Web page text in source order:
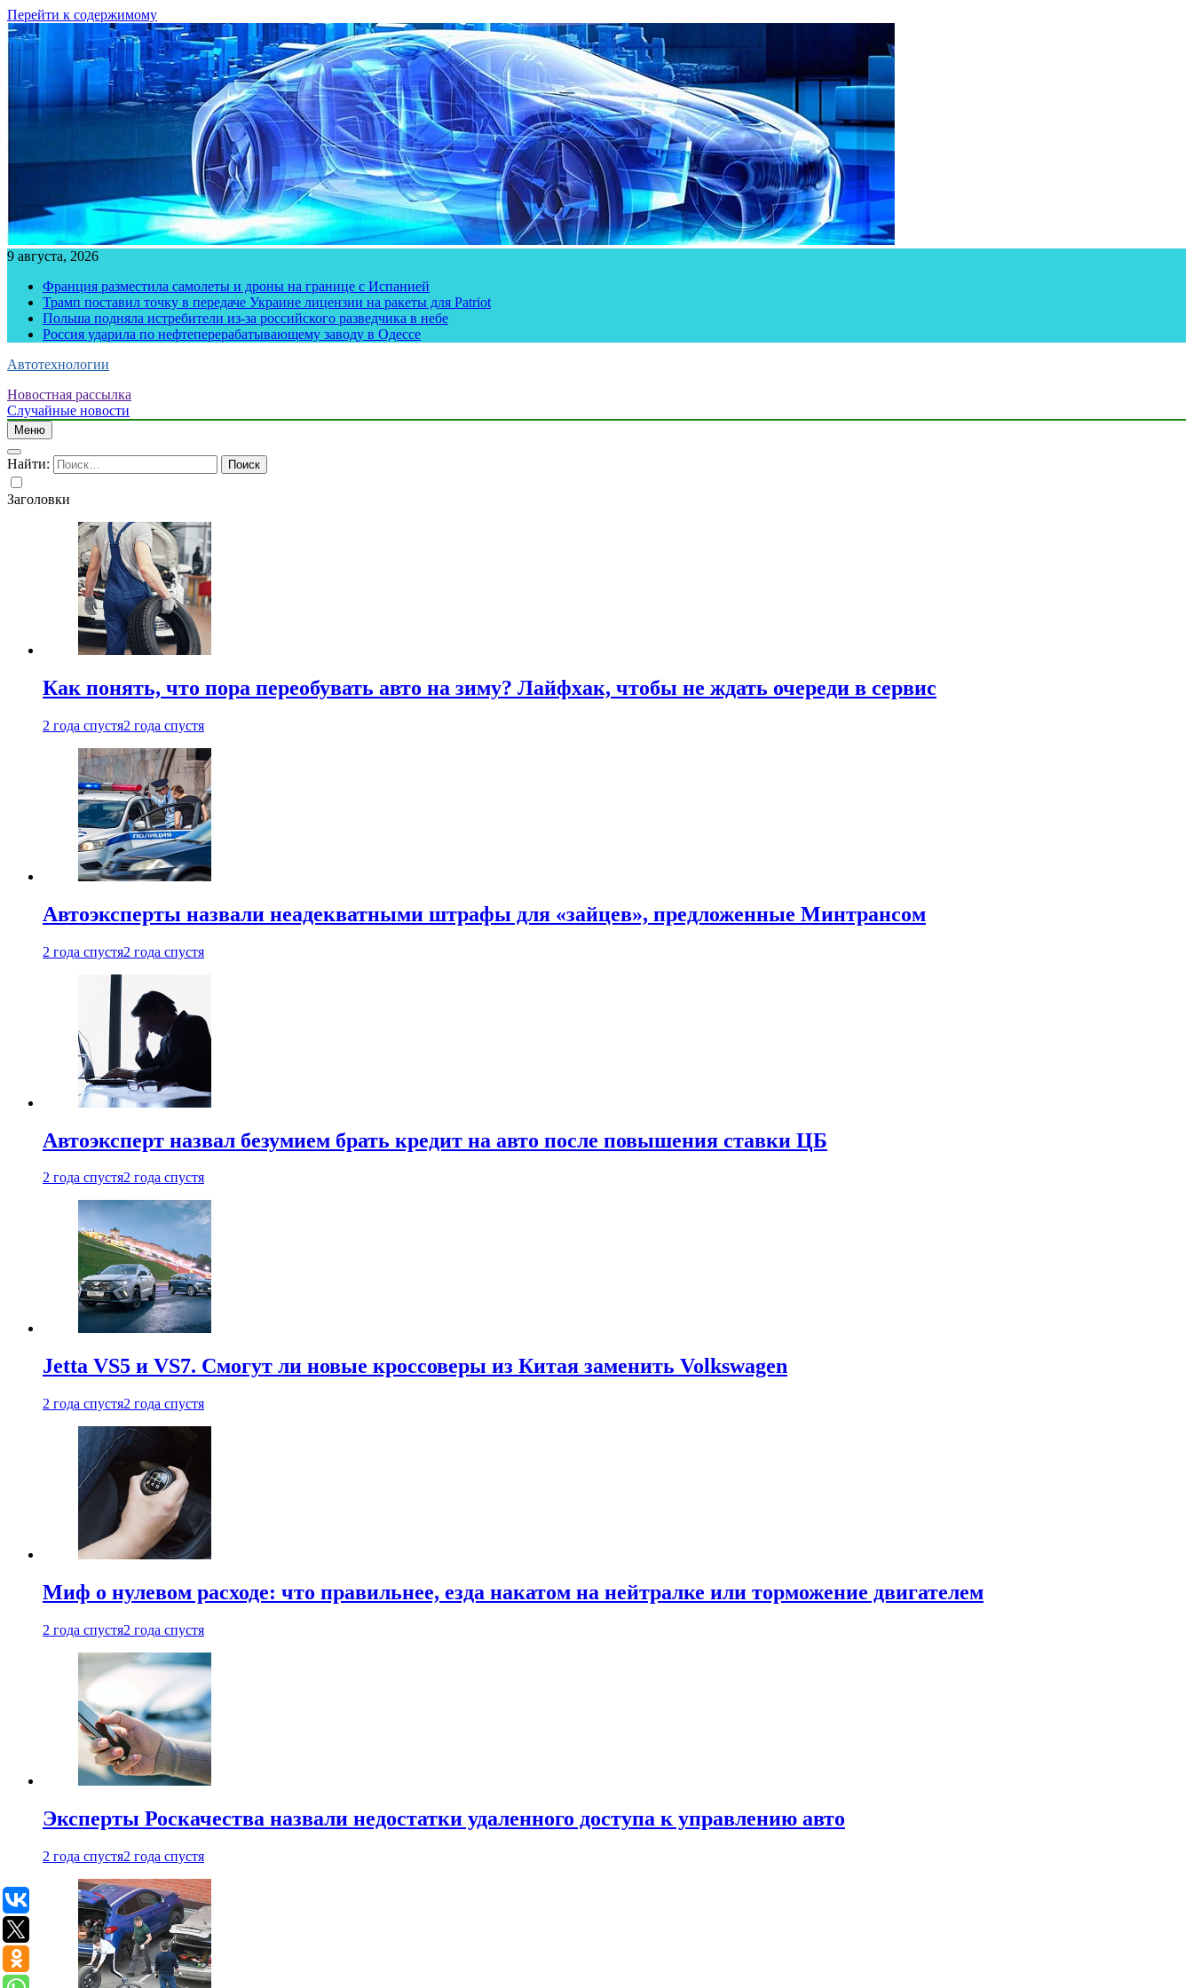
Перейти к содержимому
9 августа, 2026
Франция разместила самолеты и дроны на границе с Испанией
Трамп поставил точку в передаче Украине лицензии на ракеты для Patriot
Польша подняла истребители из-за российского разведчика в небе
Россия ударила по нефтеперерабатывающему заводу в Одессе
Автотехнологии
Новостная рассылка
Случайные новости
Меню
Найти:
Заголовки
Как понять, что пора переобувать авто на зиму? Лайфхак, чтобы не ждать очереди в сервис
2 года спустя2 года спустя
Автоэксперты назвали неадекватными штрафы для «зайцев», предложенные Минтрансом
2 года спустя2 года спустя
Автоэксперт назвал безумием брать кредит на авто после повышения ставки ЦБ
2 года спустя2 года спустя
Jetta VS5 и VS7. Смогут ли новые кроссоверы из Китая заменить Volkswagen
2 года спустя2 года спустя
Миф о нулевом расходе: что правильнее, езда накатом на нейтралке или торможение двигателем
2 года спустя2 года спустя
Эксперты Роскачества назвали недостатки удаленного доступа к управлению авто
2 года спустя2 года спустя